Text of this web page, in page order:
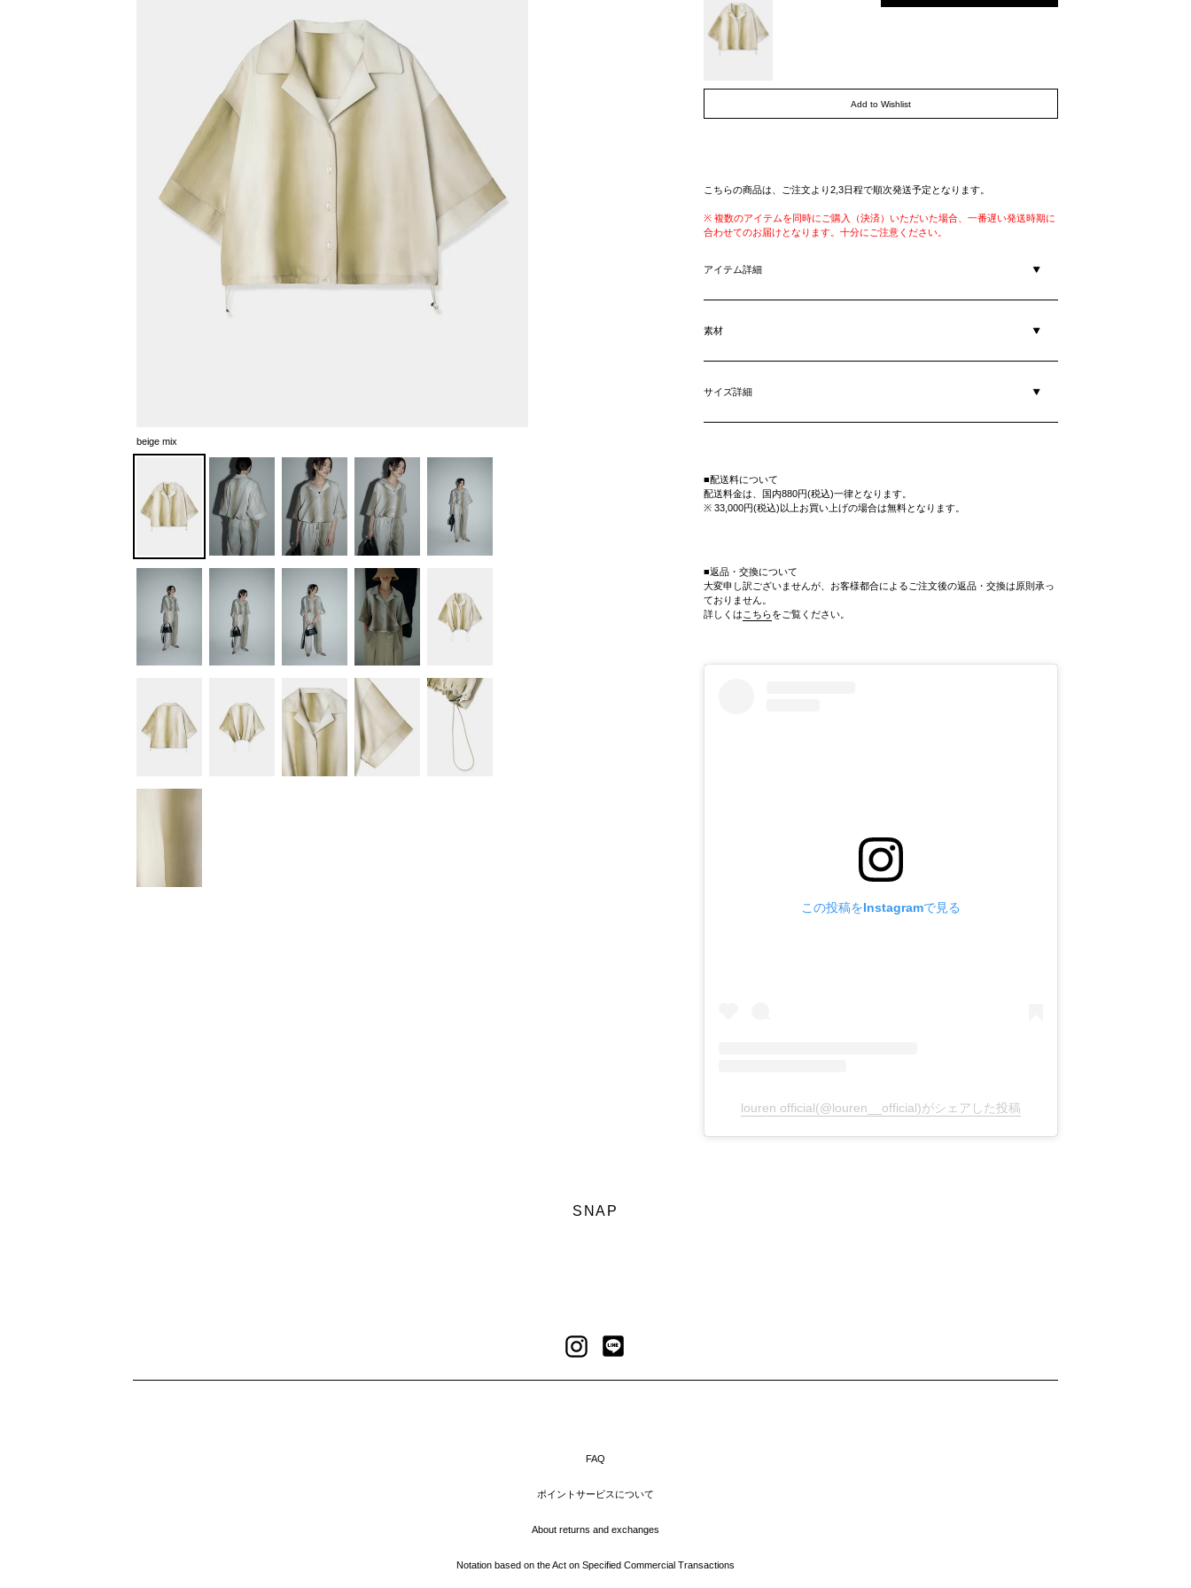
beige mix
Add to Wishlist
こちらの商品は、ご注文より2,3日程で順次発送予定となります。
※ 複数のアイテムを同時にご購入（決済）いただいた場合、一番遅い発送時期に
合わせてのお届けとなります。十分にご注意ください。
アイテム詳細
素材
サイズ詳細
■配送料について
配送料金は、国内880円(税込)一律となります。
※ 33,000円(税込)以上お買い上げの場合は無料となります。
■返品・交換について
大変申し訳ございませんが、お客様都合によるご注文後の返品・交換は原則承っ
ておりません。
詳しくは こちらをご覧ください。
この投稿をInstagramで見る
louren official(@louren__official)がシェアした投稿
SNAP
Instagram
FAQ
ポイントサービスについて
About returns and exchanges
Notation based on the Act on Specified Commercial Transactions